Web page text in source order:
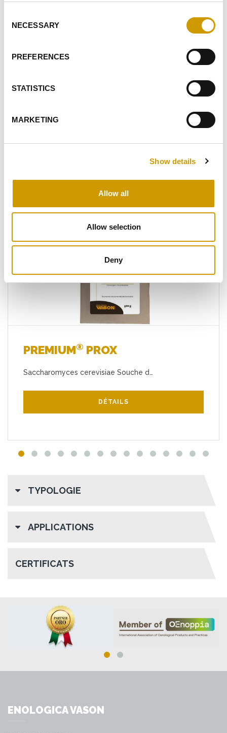
Selection
NECESSARY
PREFERENCES
STATISTICS
MARKETING
Show details
Allow all
Allow selection
Deny
REÇUES, JE DONNE MON
ACCORD AU TRAITEMENT DE MES DONNÉES
JE DONNE MON AUTORISATION POUR RECEVOIR VOTRE
JE DONNE MON AUTORISATION AU TRAITEMENT DANS LE
PRODUITS CONNEXES
PREMIUM® PROX
Saccharomyces cerevisiae Souche d…
DÉTAILS
TYPOLOGIE
APPLICATIONS
CERTIFICATS
ENOLOGICA VASON